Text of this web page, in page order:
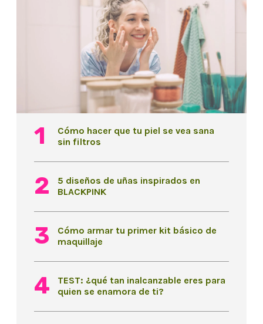
Cómo hacer que tu piel se vea sana
sin filtros
5 diseños de uñas inspirados en
BLACKPINK
Cómo armar tu primer kit básico de
maquillaje
TEST: ¿qué tan inalcanzable eres para
quien se enamora de ti?